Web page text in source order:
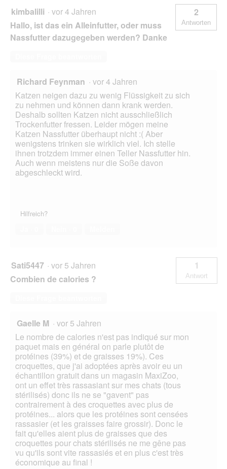
kimbalilli · vor 4 Jahren
Hallo, ist das ein Alleinfutter, oder muss
Nassfutter dazugegeben werden? Danke
2
Antworten
Richard Feynman · vor 4 Jahren
Katzen neigen dazu zu wenig Flüssigkeit zu sich
zu nehmen und können dann krank werden.
Deshalb sollten Katzen nicht ausschließlich
Trockenfutter fressen. Leider mögen meine
Katzen Nassfutter überhaupt nicht :( Aber
wenigstens trinken sie wirklich viel. Ich stelle
ihnen trotzdem immer einen Teller Nassfutter hin.
Auch wenn meistens nur die Soße davon
abgeschleckt wird.
Hilfreich?
Sati5447 · vor 5 Jahren
Combien de calories ?
1
Antwort
Gaelle M · vor 5 Jahren
Le nombre de calories n'est pas indiqué sur mon
paquet mais en général on parle plutôt de
protéines (39%) et de graisses 19%). Ces
croquettes, que j'ai adoptées après avoir eu un
échantillon gratuit dans un magasin MaxiZoo,
ont un effet très rassasiant sur mes chats (tous
stérilisés) donc ils ne se "gavent" pas
contrairement à des croquettes avec plus de
protéines... alors que les protéines sont censées
rassasier (et les graisses faire grossir). Donc le
fait qu'elles aient plus de graisses que des
croquettes pour chats stérilisés ne me gêne pas
vu qu'ils sont vite rassasiés et en plus c'est très
économique au final !